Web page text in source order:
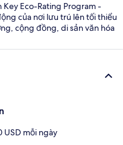
Eco-Rating Program -
của nơi lưu trú lên tối thiểu
cộng đồng, di sản văn hóa
USD mỗi ngày